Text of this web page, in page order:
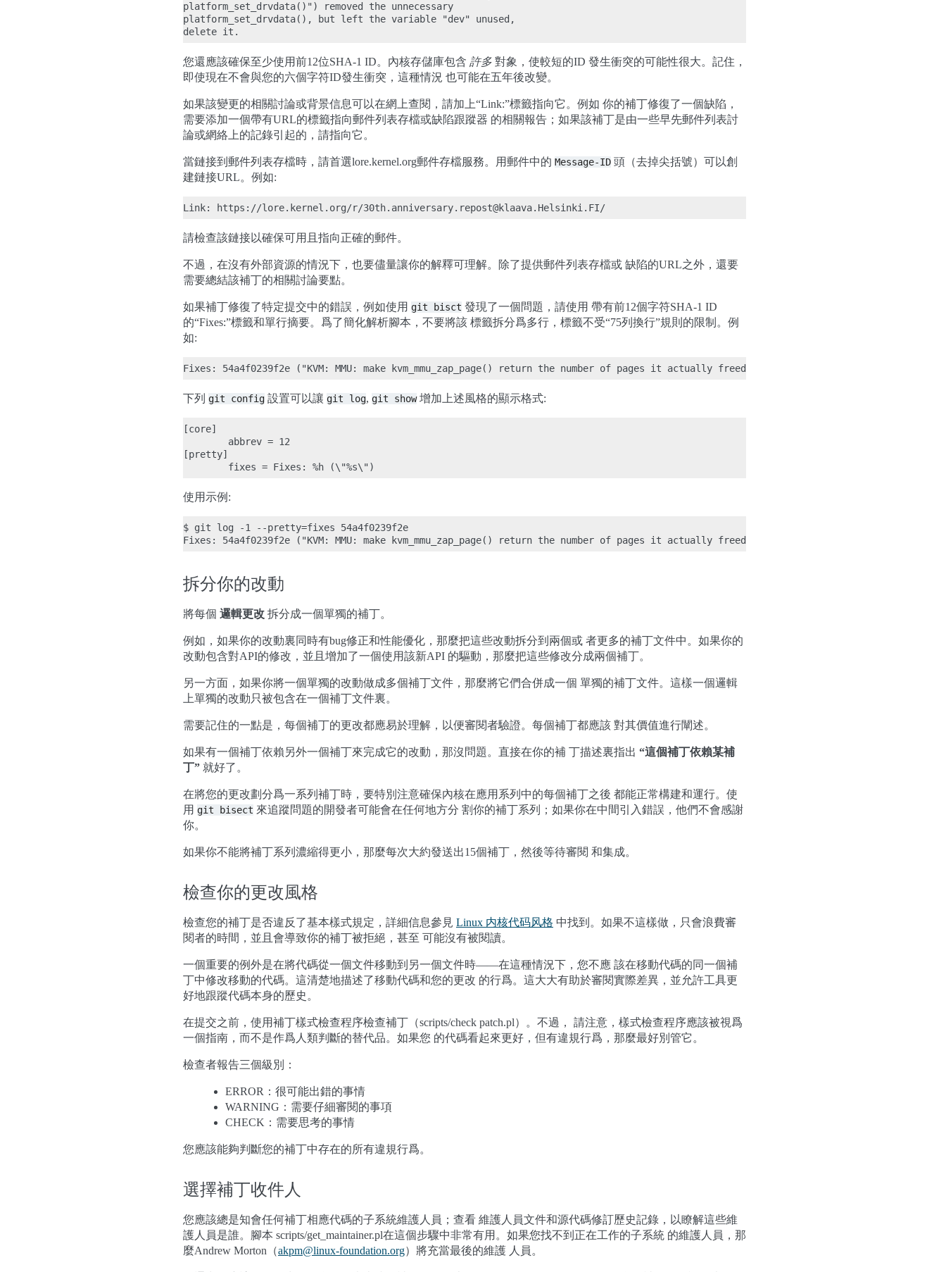
platform_set_drvdata()") removed the unnecessary
platform_set_drvdata(), but left the variable "dev" unused,
您還應該確保至少使用前12位SHA-1 ID。內核存儲庫包含 許多 對象，使較短的ID 發生衝突的可能性很大。記住，
即使現在不會與您的六個字符ID發生衝突，這種情況 也可能在五年後改變。
如果該變更的相關討論或背景信息可以在網上查閱，請加上“Link:”標籤指向它。例如 你的補丁修復了一個缺陷，
需要添加一個帶有URL的標籤指向郵件列表存檔或缺陷跟蹤器 的相關報告；如果該補丁是由一些早先郵件列表討
論或網絡上的記錄引起的，請指向它。
當鏈接到郵件列表存檔時，請首選lore.kernel.org郵件存檔服務。用郵件中的 Message-ID 頭（去掉尖括號）可以創
建鏈接URL。例如:
請檢查該鏈接以確保可用且指向正確的郵件。
不過，在沒有外部資源的情況下，也要儘量讓你的解釋可理解。除了提供郵件列表存檔或 缺陷的URL之外，還要
需要總結該補丁的相關討論要點。
如果補丁修復了特定提交中的錯誤，例如使用 git bisct 發現了一個問題，請使用 帶有前12個字符SHA-1 ID
的“Fixes:”標籤和單行摘要。爲了簡化解析腳本，不要將該 標籤拆分爲多行，標籤不受“75列換行”規則的限制。例
如:
下列 git config 設置可以讓 git log, git show增加上述風格的顯示格式:
[core]
        abbrev = 12
[pretty]
使用示例:
$ git log -1 --pretty=fixes 54a4f0239f2e
拆分你的改動
將每個 邏輯更改 拆分成一個單獨的補丁。
例如，如果你的改動裏同時有bug修正和性能優化，那麼把這些改動拆分到兩個或 者更多的補丁文件中。如果你的
改動包含對API的修改，並且增加了一個使用該新API 的驅動，那麼把這些修改分成兩個補丁。
另一方面，如果你將一個單獨的改動做成多個補丁文件，那麼將它們合併成一個 單獨的補丁文件。這樣一個邏輯
上單獨的改動只被包含在一個補丁文件裏。
需要記住的一點是，每個補丁的更改都應易於理解，以便審閱者驗證。每個補丁都應該 對其價值進行闡述。
如果有一個補丁依賴另外一個補丁來完成它的改動，那沒問題。直接在你的補 丁描述裏指出 “這個補丁依賴某補
丁” 就好了。
在將您的更改劃分爲一系列補丁時，要特別注意確保內核在應用系列中的每個補丁之後 都能正常構建和運行。使
用 git bisect 來追蹤問題的開發者可能會在任何地方分 割你的補丁系列；如果你在中間引入錯誤，他們不會感謝
你。
如果你不能將補丁系列濃縮得更小，那麼每次大約發送出15個補丁，然後等待審閱 和集成。
檢查你的更改風格
檢查您的補丁是否違反了基本樣式規定，詳細信息參見 Linux 内核代码风格 中找到。如果不這樣做，只會浪費審
閱者的時間，並且會導致你的補丁被拒絕，甚至 可能沒有被閱讀。
一個重要的例外是在將代碼從一個文件移動到另一個文件時——在這種情況下，您不應 該在移動代碼的同一個補
丁中修改移動的代碼。這清楚地描述了移動代碼和您的更改 的行爲。這大大有助於審閱實際差異，並允許工具更
好地跟蹤代碼本身的歷史。
在提交之前，使用補丁樣式檢查程序檢查補丁（scripts/check patch.pl）。不過， 請注意，樣式檢查程序應該被視爲
一個指南，而不是作爲人類判斷的替代品。如果您 的代碼看起來更好，但有違規行爲，那麼最好別管它。
檢查者報告三個級別：
ERROR：很可能出錯的事情
WARNING：需要仔細審閱的事項
CHECK：需要思考的事情
您應該能夠判斷您的補丁中存在的所有違規行爲。
選擇補丁收件人
您應該總是知會任何補丁相應代碼的子系統維護人員；查看 維護人員文件和源代碼修訂歷史記錄，以瞭解這些維
護人員是誰。腳本 scripts/get_maintainer.pl在這個步驟中非常有用。如果您找不到正在工作的子系統 的維護人員，那
麼Andrew Morton（akpm@linux-foundation.org）將充當最後的維護 人員。